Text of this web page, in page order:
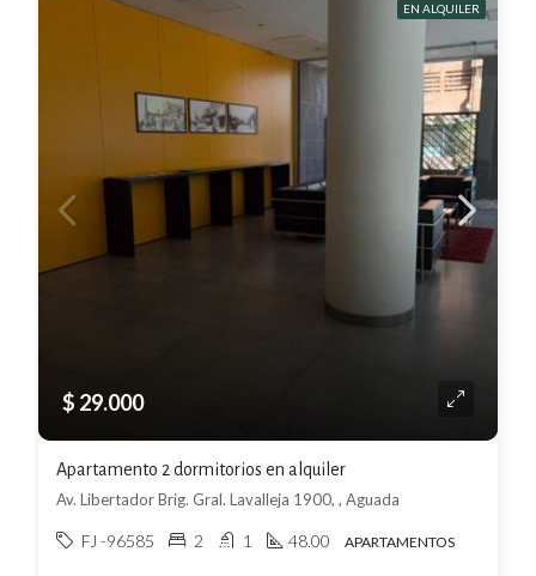
EN ALQUILER
$ 29.000
Apartamento 2 dormitorios en alquiler
Av. Libertador Brig. Gral. Lavalleja 1900, , Aguada
FJ -96585 2 1 48.00 APARTAMENTOS